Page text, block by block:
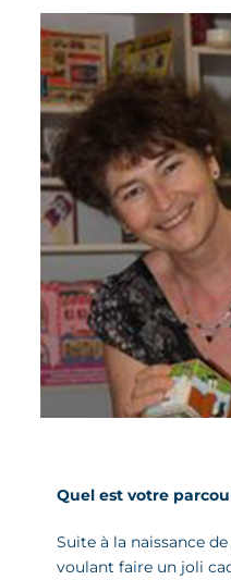
Quel est votre
Suite à la naissance
voulant faire un joli